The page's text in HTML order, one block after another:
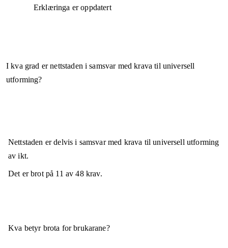
Erklæringa er oppdatert
I kva grad er nettstaden i samsvar med krava til universell
utforming?
Nettstaden erdelvis i samsvarmed krava til universell utforming
av ikt.
Det er brot på 11 av48krav.
Kva betyr brota for brukarane?